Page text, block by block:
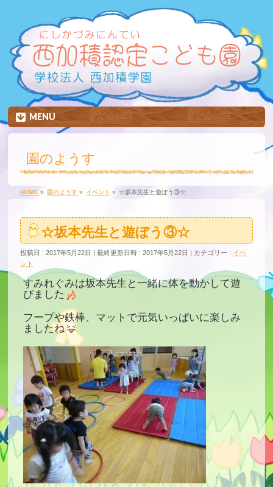
MENU
園のようす
HOME » 園のようす » イベント » ☆坂本先生と遊ぼう③☆
☆坂本先生と遊ぼう③☆
投稿日 : 2017年5月22日 最終更新日時 : 2017年5月22日 カテゴリー : イベ
ント
すみれぐみは坂本先生と一緒に体を動かして遊
びました
フープや鉄棒、マットで元気いっぱいに楽しみ
ましたね